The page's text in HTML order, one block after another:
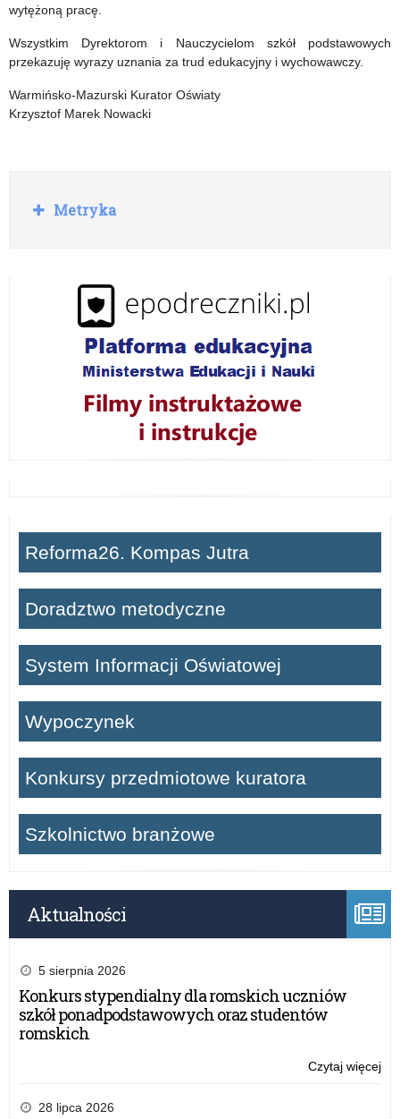
wytężoną pracę.
Wszystkim Dyrektorom i Nauczycielom szkół podstawowych
przekazuję wyrazy uznania za trud edukacyjny i wychowawczy.
Warmińsko-Mazurski Kurator Oświaty
Krzysztof Marek Nowacki
R
o
Metryka
Reforma26. Kompas Jutra
Doradztwo metodyczne
System Informacji Oświatowej
Wypoczynek
Konkursy przedmiotowe kuratora
Szkolnictwo branżowe
Aktualności
5 sierpnia 2026
Konkurs stypendialny dla romskich uczniów
szkół ponadpodstawowych oraz studentów
romskich
Czytaj więcej
28 lipca 2026